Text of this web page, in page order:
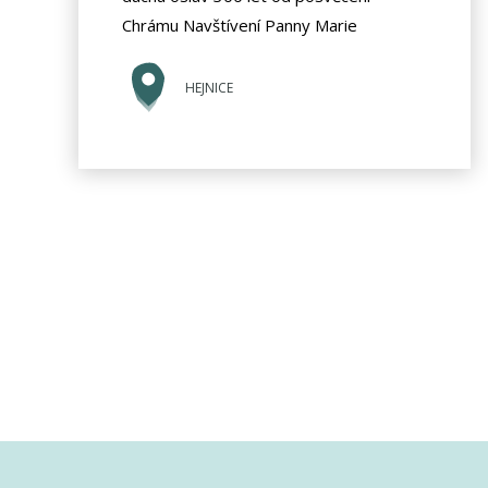
Chrámu Navštívení Panny Marie
HEJNICE